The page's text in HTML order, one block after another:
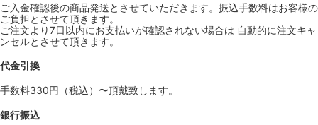
ご入金確認後の商品発送とさせていただきます。振込手数料はお客様の
ご負担とさせて頂きます。
ご注文より7日以内にお支払いが確認されない場合は 自動的に注文キャ
ンセルとさせて頂きます。
代金引換
手数料330円（税込）〜頂戴致します。
銀行振込